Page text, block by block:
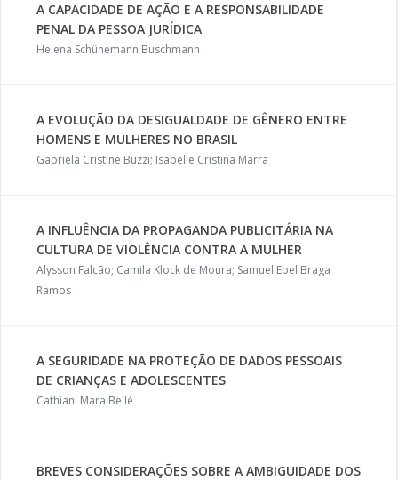
A CAPACIDADE DE AÇÃO E A RESPONSABILIDADE
PENAL DA PESSOA JURÍDICA
Helena Schünemann Buschmann
A EVOLUÇÃO DA DESIGUALDADE DE GÊNERO ENTRE
HOMENS E MULHERES NO BRASIL
Gabriela Cristine Buzzi; Isabelle Cristina Marra
A INFLUÊNCIA DA PROPAGANDA PUBLICITÁRIA NA
CULTURA DE VIOLÊNCIA CONTRA A MULHER
Alysson Falcão; Camila Klock de Moura; Samuel Ebel Braga
Ramos
A SEGURIDADE NA PROTEÇÃO DE DADOS PESSOAIS
DE CRIANÇAS E ADOLESCENTES
Cathiani Mara Bellé
BREVES CONSIDERAÇÕES SOBRE A AMBIGUIDADE DOS